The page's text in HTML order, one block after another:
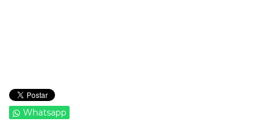
Whatsapp